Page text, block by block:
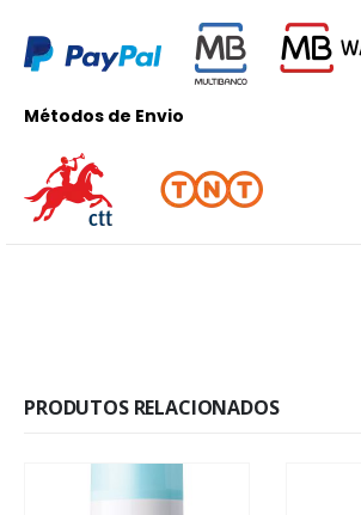
Métodos de Envio
PRODUTOS RELACIONADOS